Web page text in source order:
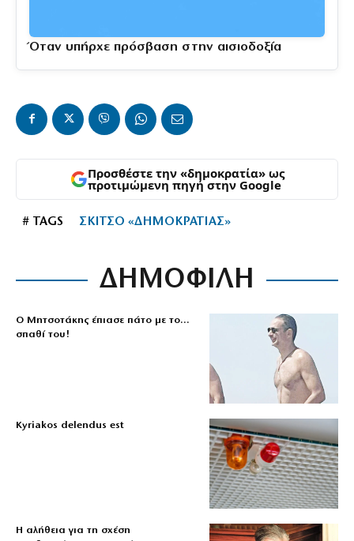
Όταν υπήρχε πρόσβαση στην αισιοδοξία
Προσθέστε την «δημοκρατία» ως
προτιμώμενη πηγή στην Google
# TAGS ΣΚΙΤΣΟ «ΔΗΜΟΚΡΑΤΙΑΣ»
ΔΗΜΟΦΙΛΗ
Ο Μητσοτάκης έπιασε πάτο με το…
σπαθί του!
Kyriakos delendus est
Η αλήθεια για τη σχέση